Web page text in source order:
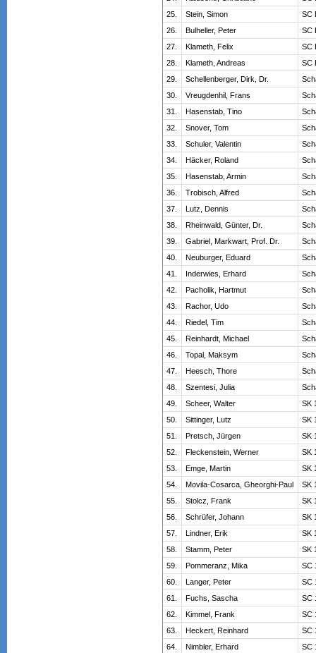
25.
Stein, Simon
SC
26.
Bulheller, Peter
SC
27.
Klameth, Felix
SC
28.
Klameth, Andreas
SC
29.
Schellenberger, Dirk, Dr.
30.
Vreugdenhil, Frans
31.
Hasenstab, Tino
32.
Snover, Tom
33.
Schuler, Valentin
34.
Häcker, Roland
35.
Hasenstab, Armin
36.
Trobisch, Alfred
37.
Lutz, Dennis
38.
Rheinwald, Günter, Dr.
39.
Gabriel, Markwart, Prof. Dr.
40.
Neuburger, Eduard
41.
Inderwies, Erhard
42.
Pacholik, Hartmut
43.
Rachor, Udo
44.
Riedel, Tim
45.
Reinhardt, Michael
46.
Topal, Maksym
47.
Heesch, Thore
48.
Szentesi, Julia
49.
Scheer, Walter
SK
50.
Sittinger, Lutz
SK
51.
Pretsch, Jürgen
SK
52.
Fleckenstein, Werner
SK
53.
Emge, Martin
SK
54.
Movila-Cosarca, Gheorghi-Paul
SK
55.
Stolcz, Frank
SK
56.
Schrüfer, Johann
SK
57.
Lindner, Erik
SK
58.
Stamm, Peter
SK
59.
Pommeranz, Mika
SC
60.
Langer, Peter
SC
61.
Fuchs, Sascha
SC
62.
Kimmel, Frank
SC
63.
Heckert, Reinhard
SC
64.
Nimbler, Erhard
SC